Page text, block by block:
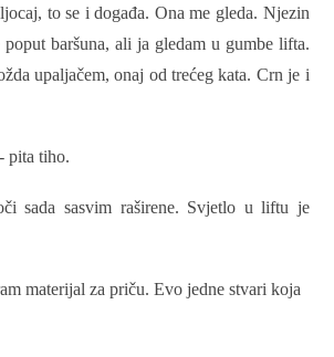
to se i događa. Ona me gleda. Njezin
baršuna, ali ja gledam u gumbe lifta.
upaljačem, onaj od trećeg kata. Crn je i
pita tiho.
sada sasvim raširene. Svjetlo u liftu je
materijal za priču. Evo jedne stvari koja